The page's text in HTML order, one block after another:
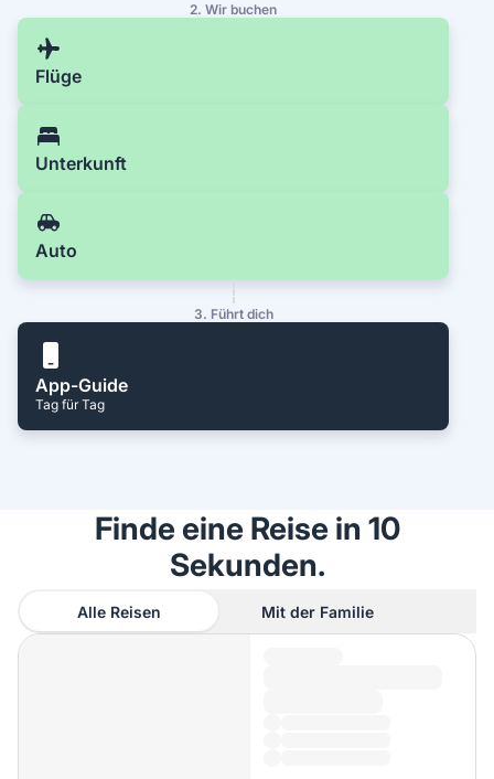
2. Wir buchen
Flüge
Unterkunft
Auto
3. Führt dich
App-Guide
Tag für Tag
Finde eine Reise in 10
Sekunden.
Alle Reisen Mit der Familie